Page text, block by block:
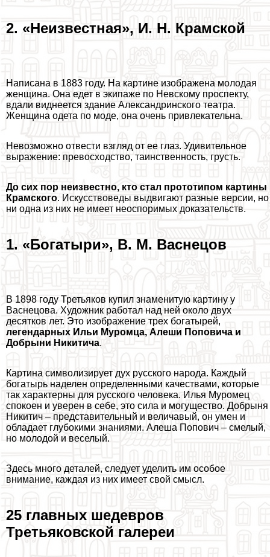
2. «Неизвестная», И. Н. Крамской
Написана в 1883 году. На картине изображена молодая
женщина. Она едет в экипаже по Невскому проспекту,
вдали виднеется здание Александринского театра.
Женщина одета по моде, она очень привлекательна.
Невозможно отвести взгляд от ее глаз. Удивительное
выражение: превосходство, таинственность, грусть.
До сих пор неизвестно, кто стал прототипом картины
Крамского. Искусствоведы выдвигают разные версии, но
ни одна из них не имеет неоспоримых доказательств.
1. «Богатыри», В. М. Васнецов
В 1898 году Третьяков купил знаменитую картину у
Васнецова. Художник работал над ней около двух
десятков лет. Это изображение трех богатырей,
легендарных Ильи Муромца, Алеши Поповича и
Добрыни Никитича.
Картина символизирует дух русского народа. Каждый
богатырь наделен определенными качествами, которые
так хаpaктерны для русского человека. Илья Муромец
спокоен и уверен в себе, это сила и могущество. Добрыня
Никитич – представительный и величавый, он умен и
обладает глубокими знаниями. Алеша Попович – смелый,
но молодой и веселый.
Здесь много деталей, следует уделить им особое
внимание, каждая из них имеет свой смысл.
25 главных шедевров
Третьяковской галереи